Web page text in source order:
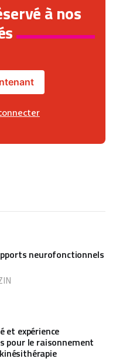
à nos
neurofonctionnels
expérience
pour le raisonnement